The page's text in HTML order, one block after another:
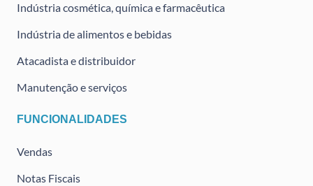
Indústria cosmética, química e farmacêutica
Indústria de alimentos e bebidas
Atacadista e distribuidor
Manutenção e serviços
FUNCIONALIDADES
Vendas
Notas Fiscais